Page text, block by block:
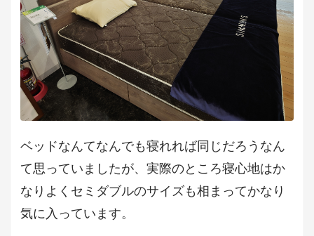
ベッドなんてなんでも寝れれば同じだろうなん
て思っていましたが、実際のところ寝心地はか
なりよくセミダブルのサイズも相まってかなり
気に入っています。